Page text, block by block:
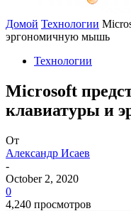
Домой Технологии
эргономичную мышь
Технологии
Microsoft
клавиатуры и
От
Александр Исаев
-
October 2, 2020
0
4,240 просмотров